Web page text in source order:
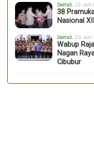
Daerah , 18 Jam
38
Nasional
Daerah , 20 Jam
Wabup
Nagan
Cibubur